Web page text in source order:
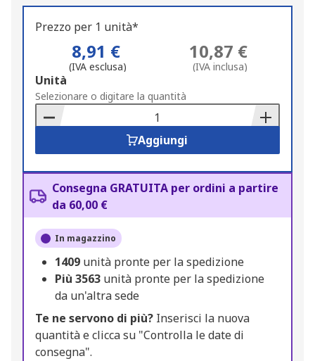
Prezzo per 1 unità*
8,91 €
(IVA esclusa)
10,87 €
(IVA inclusa)
Add
to
Basket
Unità
Selezionare o digitare la quantità
Aggiungi
Consegna GRATUITA per ordini a partire
da 60,00 €
In magazzino
1409 unità pronte per la spedizione
Più 3563 unità pronte per la spedizione
da un'altra sede
Te ne servono di più? Inserisci la nuova
quantità e clicca su "Controlla le date di
consegna".